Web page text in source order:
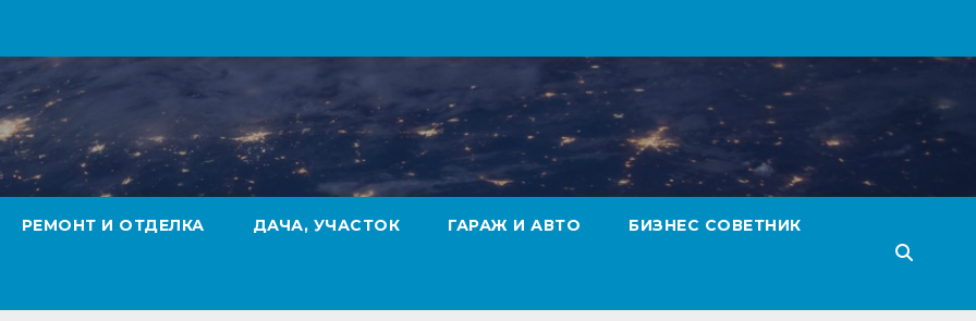
РЕМОНТ И ОТДЕЛКА ДАЧА, УЧАСТОК ГАРАЖ И АВТО БИЗНЕС СОВЕТНИК